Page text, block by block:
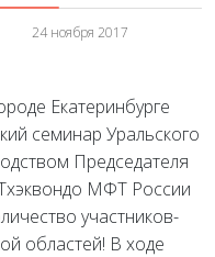
24 ноября 2017
Екатеринбурге
семинар Уральского
Председателя
МФТ России
участников-
областей! В ходе